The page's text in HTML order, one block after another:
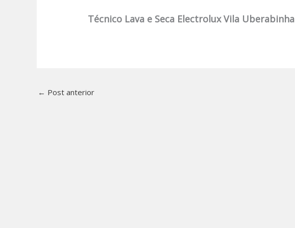
Técnico Lava e Seca Electrolux Vila Uberabinha
← Post anterior